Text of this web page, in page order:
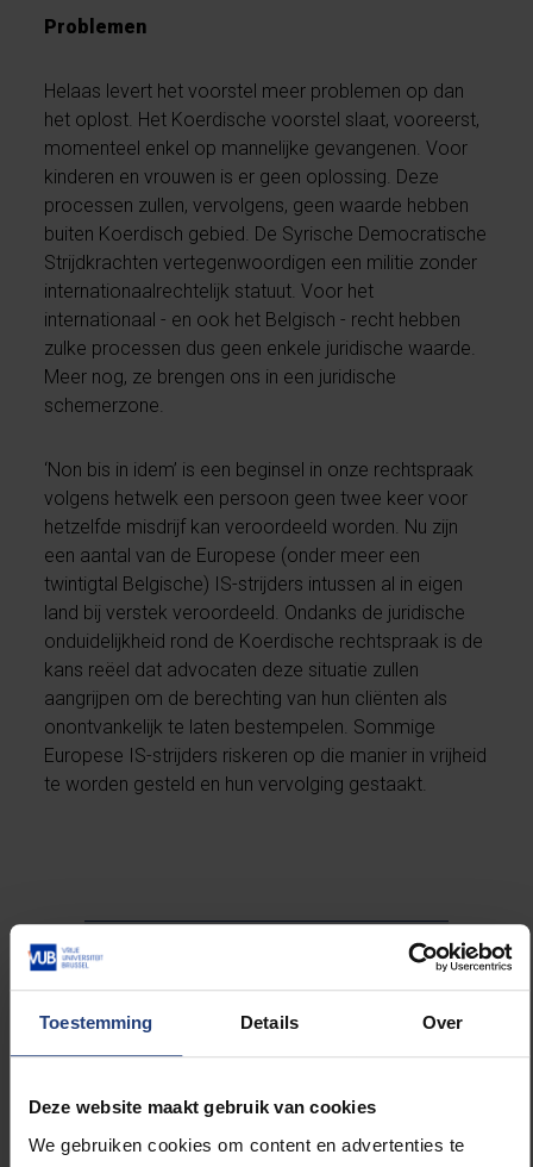
Toestemming Details Over
Deze website maakt gebruik van cookies
We gebruiken cookies om content en advertenties te
Problemen
Helaas levert het voorstel meer problemen op dan
het oplost. Het Koerdische voorstel slaat, vooreerst,
momenteel enkel op mannelijke gevangenen. Voor
kinderen en vrouwen is er geen oplossing. Deze
processen zullen, vervolgens, geen waarde hebben
buiten Koerdisch gebied. De Syrische Democratische
Strijdkrachten vertegenwoordigen een militie zonder
internationaalrechtelijk statuut. Voor het
internationaal - en ook het Belgisch - recht hebben
zulke processen dus geen enkele juridische waarde.
Meer nog, ze brengen ons in een juridische
schemerzone.
‘Non bis in idem’ is een beginsel in onze rechtspraak
volgens hetwelk een persoon geen twee keer voor
hetzelfde misdrijf kan veroordeeld worden. Nu zijn
een aantal van de Europese (onder meer een
twintigtal Belgische) IS-strijders intussen al in eigen
land bij verstek veroordeeld. Ondanks de juridische
onduidelijkheid rond de Koerdische rechtspraak is de
kans reëel dat advocaten deze situatie zullen
aangrijpen om de berechting van hun cliënten als
onontvankelijk te laten bestempelen. Sommige
Europese IS-strijders riskeren op die manier in vrijheid
te worden gesteld en hun vervolging gestaakt.
terugkeer met berechting
in eigen land blijft de